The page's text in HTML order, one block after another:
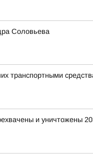
Соловьева
транспортными
и уничтожены